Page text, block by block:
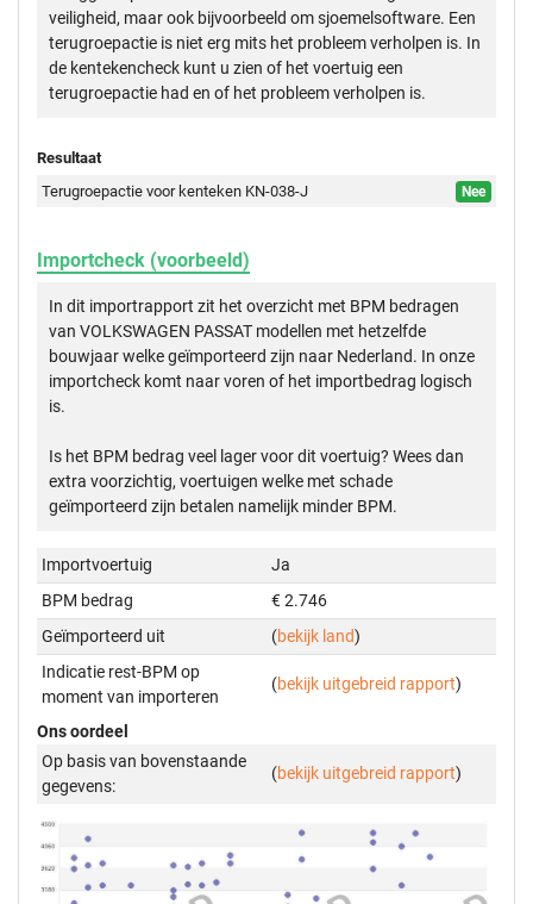
veiligheid, maar ook bijvoorbeeld om sjoemelsoftware. Een
terugroepactie is niet erg mits het probleem verholpen is. In
de kentekencheck kunt u zien of het voertuig een
terugroepactie had en of het probleem verholpen is.
Resultaat
Terugroepactie voor kenteken KN-038-J
Nee
Importcheck (voorbeeld)
In dit importrapport zit het overzicht met BPM bedragen
van VOLKSWAGEN PASSAT modellen met hetzelfde
bouwjaar welke geïmporteerd zijn naar Nederland. In onze
importcheck komt naar voren of het importbedrag logisch
is.
Is het BPM bedrag veel lager voor dit voertuig? Wees dan
extra voorzichtig, voertuigen welke met schade
geïmporteerd zijn betalen namelijk minder BPM.
Importvoertuig
Ja
BPM bedrag
€ 2.746
Geïmporteerd uit
(bekijk land)
Indicatie rest-BPM op
moment van importeren
(bekijk uitgebreid rapport)
Ons oordeel
Op basis van bovenstaande
gegevens:
(bekijk uitgebreid rapport)